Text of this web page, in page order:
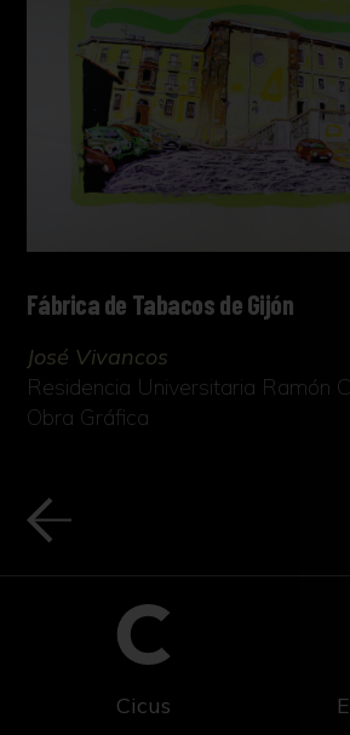
Fábrica de Tabacos de Gijón
José Vivancos
Residencia Universitaria Ramón
Obra Gráfica
Cicus